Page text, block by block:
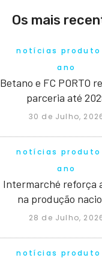
Os mais
notícias produto
ano
Betano e FC PORTO
parceria até
30 de Julho,
notícias produto
ano
Intermarché reforça
na produção
28 de Julho,
notícias produto